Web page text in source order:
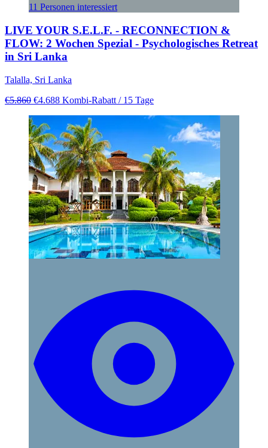
11 Personen interessiert
LIVE YOUR S.E.L.F. - RECONNECTION &
FLOW: 2 Wochen Spezial - Psychologisches Retreat
in Sri Lanka
Talalla, Sri Lanka
€5.860 €4.688 Kombi-Rabatt / 15 Tage